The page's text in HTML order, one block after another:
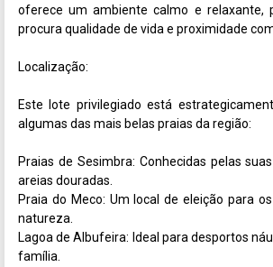
oferece um ambiente calmo e relaxante,
procura qualidade de vida e proximidade
Localização:
Este lote privilegiado está
algumas das mais belas praias da região:
Praias de Sesimbra: Conhecidas pelas
areias douradas.
Praia do Meco: Um local de eleição para
natureza.
Lagoa de Albufeira: Ideal para desportos
família.